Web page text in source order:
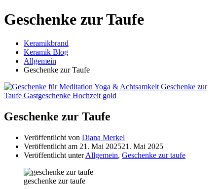
Geschenke zur Taufe
Keramikbrand
Keramik Blog
Allgemein
Geschenke zur Taufe
Geschenke zur Taufe
Veröffentlicht von Diana Merkel
Veröffentlicht am 21. Mai 202521. Mai 2025
Veröffentlicht unterAllgemein, Geschenke zur taufe
geschenke zur taufe